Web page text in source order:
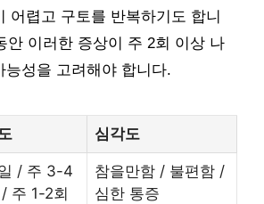
어렵고 구토를 반복하기도 합니
안 이러한 증상이 주 2회 이상 나
능성을 고려해야 합니다.
심각도
/ 주 3-4
주 1-2회
참을만함 / 불편함 /
심한 통증